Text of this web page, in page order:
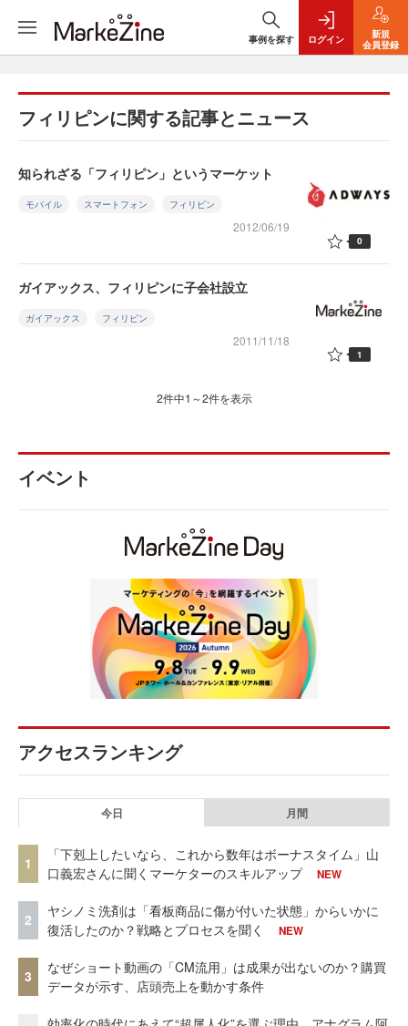
事例を探す ログイン
新規
会員登録
フィリピンに関する記事とニュース
知られざる「フィリピン」というマーケット
モバイル スマートフォン フィリピン
2012/06/19
0
ガイアックス、フィリピンに子会社設立
ガイアックス フィリピン
2011/11/18
1
2件中1～2件を表示
イベント
アクセスランキング
今日 月間
1
「下剋上したいなら、これから数年はボーナスタイム」山
口義宏さんに聞くマーケターのスキルアップ
NEW
2
ヤシノミ洗剤は「看板商品に傷が付いた状態」からいかに
復活したのか？戦略とプロセスを聞く
NEW
3
なぜショート動画の「CM流用」は成果が出ないのか？購買
データが示す、店頭売上を動かす条件